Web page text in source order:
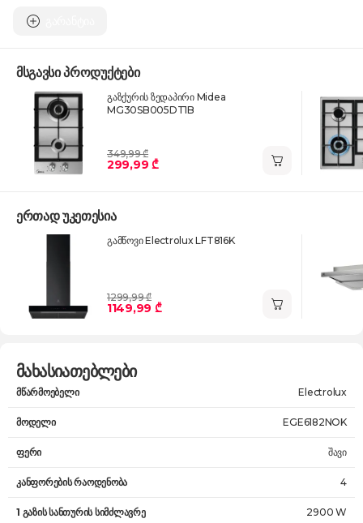
მსგავსი პროდუქტები
გაზქურის ზედაპირი Midea
MG30SB005DT1B
349,99 ₾
299,99 ₾
ერთად უკეთესია
გამწოვი Electrolux LFT816K
1299,99 ₾
1149,99 ₾
მახასიათებლები
მწარმოებელი Electrolux
მოდელი EGE6182NOK
ფერი შავი
კანფორების რაოდენობა 4
1 გაზის სანთურის სიმძლავრე 2900 W